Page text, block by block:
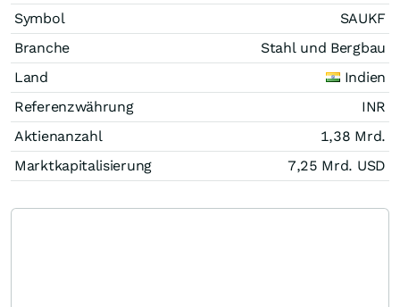
Symbol
SAUKF
Branche
Stahl und Bergbau
Land
Indien
Referenzwährung
INR
Aktienanzahl
1,38 Mrd.
Marktkapitalisierung
7,25 Mrd. USD